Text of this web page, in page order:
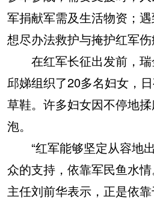
军捐献军需及生活物资；
想尽办法救护与掩护红军
在红军长征出发前，瑞
邱娣组织了20多名妇女，
草鞋。许多妇女因不停地
泡。
“红军能够坚定从容地
众的支持，依靠军民鱼水
主任刘前华表示，正是依